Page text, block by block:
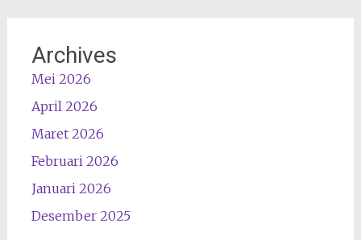
Archives
Mei 2026
April 2026
Maret 2026
Februari 2026
Januari 2026
Desember 2025